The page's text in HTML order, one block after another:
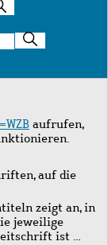
aufrufen,
auf die
zeigt an, in
jeweilige
ist …